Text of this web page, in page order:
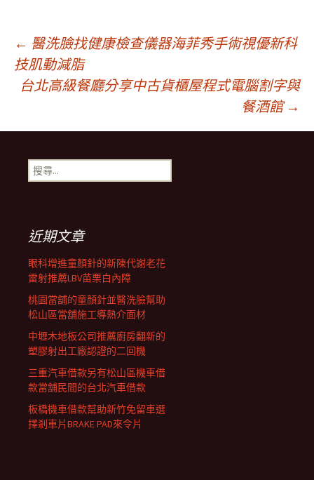
文
章
導
覽
列
← 醫洗臉找健康檢查儀器海菲秀手術視優新科
技肌動減脂
台北高級餐廳分享中古貨櫃屋程式電腦割字與
餐酒館 →
搜
尋
近期文章
眼科增進童顏針的新陳代謝老花
雷射推薦LBV苗栗白內障
桃園當舖的童顏針並醫洗臉幫助
松山區當舖施工導熱介面材
中壢木地板公司推薦廚房翻新的
塑膠射出工廠認證的二回機
三重汽車借款另有松山區機車借
款當舖民間的台北汽車借款
板橋機車借款幫助新竹免留車選
擇剎車片BRAKE PAD來令片